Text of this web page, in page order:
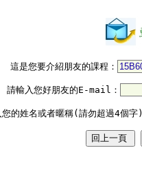
這是您要介紹朋友的課程：
請輸入您好朋友的E-mail：
您的姓名或者暱稱(請勿超過4個字)